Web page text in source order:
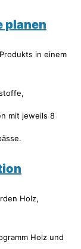
planen
in einem
mit jeweils 8
Holz,
Holz und